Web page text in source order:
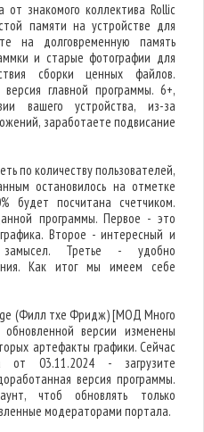
от знакомого коллектива Rollic
памяти на устройстве для
на долговременную память
и старые фотографии для
сборки ценных файлов.
главной программы. 6+,
вашего устройства, из-за
заработаете подвисание
по количеству пользователей,
остановилось на отметке
будет посчитана счетчиком.
программы. Первое - это
Второе - интересный и
замысел. Третье - удобно
Как итог мы имеем себе
(Филл тхе Фридж) [МОД Много
версии изменены
артефакты графики. Сейчас
от 03.11.2024 - загрузите
версия программы.
чтоб обновлять только
модераторами портала.